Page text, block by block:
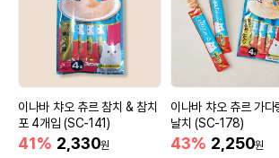
이나바 챠오 츄르 참치 & 참치
포 4개입 (SC-141)
41% 2,330원
이나바 챠오 츄르 가다
날치 (SC-178)
43% 2,250원